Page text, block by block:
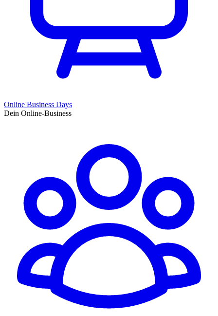
Online Business Days
Dein Online-Business